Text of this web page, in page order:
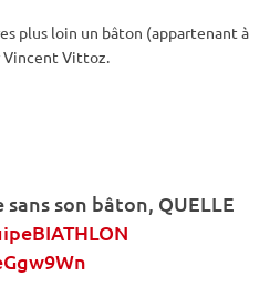
plus loin un bâton (appartenant à
Vincent Vittoz.
son bâton, QUELLE